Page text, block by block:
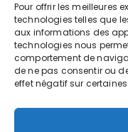
Pour offrir les meilleures
technologies telles que
aux informations des
technologies nous
comportement de
de ne pas consentir ou
effet négatif sur
23 juillet 2026
Cession de
16 juillet 2026